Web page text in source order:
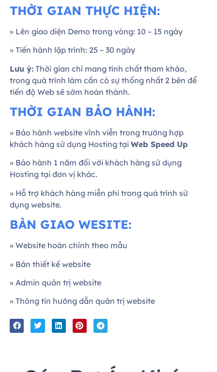
THỜI GIAN THỰC HIỆN:
» Lên giao diện Demo trong vòng: 10 – 15 ngày
» Tiến hành lập trình: 25 – 30 ngày
Lưu ý: Thời gian chỉ mang tính chất tham khảo,
trong quá trình làm cần có sự thống nhất 2 bên để
tiến độ Web sẽ sớm hoàn thành.
THỜI GIAN BẢO HÀNH:
» Bảo hành website vĩnh viễn trong trường hợp
khách hàng sử dụng Hosting tại Web Speed Up
» Bảo hành 1 năm đối với khách hàng sử dụng
Hosting tại đơn vị khác.
» Hỗ trợ khách hàng miễn phí trong quá trình sử
dụng website.
BÀN GIAO WESITE:
» Website hoàn chỉnh theo mẫu
» Bản thiết kế website
» Admin quản trị website
» Thông tin hướng dẫn quản trị website